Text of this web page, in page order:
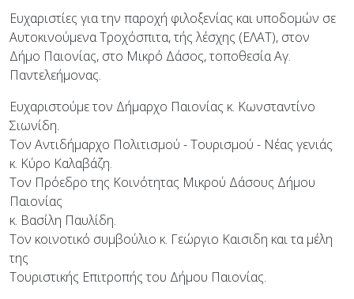
Ευχαριστίες για την παροχή φιλοξενίας και υποδομών σε
Αυτοκινούμενα Τροχόσπιτα, τής λέσχης (ΕΛΑΤ), στον
Δήμο Παιονίας, στο Μικρό Δάσος, τοποθεσία Αγ.
Παντελεήμονας.
Ευχαριστούμε τον Δήμαρχο Παιονίας κ. Κωνσταντίνο
Σιωνίδη.
Τον Αντιδήμαρχο Πολιτισμού - Τουρισμού - Νέας γενιάς
κ. Κύρο Καλαβάζη.
Τον Πρόεδρο της Κοινότητας Μικρού Δάσους Δήμου
Παιονίας
κ. Βασίλη Παυλίδη.
Τον κοινοτικό συμβούλιο κ. Γεώργιο Καισιδη και τα μέλη
της
Τουριστικής Επιτροπής του Δήμου Παιονίας.